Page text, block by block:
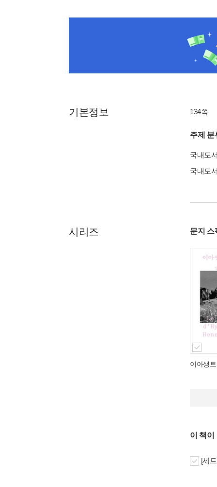
기본정보 134쪽
주제 분
국내도
국내도
시리즈 문지 스
이아생
이 책이
[세